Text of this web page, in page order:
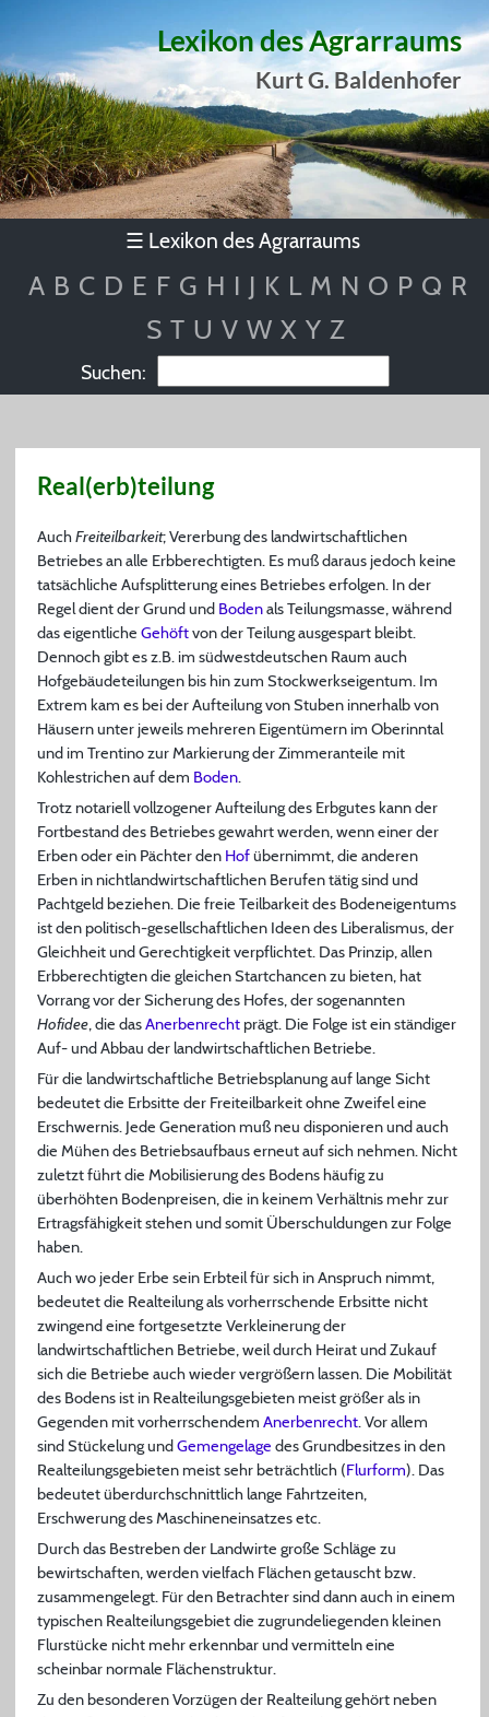
Lexikon des Agrarraums
Kurt G. Baldenhofer
☰ Lexikon des Agrarraums
A B C D E F G H I J K L M N O P Q R
S T U V W X Y Z
Suchen:
Real(erb)teilung
AuchFreiteilbarkeit; Vererbung des landwirtschaftlichen
Betriebes an alle Erbberechtigten. Es muß daraus jedoch keine
tatsächliche Aufsplitterung eines Betriebes erfolgen. In der
Regel dient der Grund und Bodenals Teilungsmasse, während
das eigentliche Gehöftvon der Teilung ausgespart bleibt.
Dennoch gibt es z.B. im südwestdeutschen Raum auch
Hofgebäudeteilungen bis hin zum Stockwerkseigentum. Im
Extrem kam es bei der Aufteilung von Stuben innerhalb von
Häusern unter jeweils mehreren Eigentümern im Oberinntal
und im Trentino zur Markierung der Zimmeranteile mit
Kohlestrichen auf dem Boden.
Trotz notariell vollzogener Aufteilung des Erbgutes kann der
Fortbestand des Betriebes gewahrt werden, wenn einer der
Erben oder ein Pächter den Hofübernimmt, die anderen
Erben in nichtlandwirtschaftlichen Berufen tätig sind und
Pachtgeld beziehen. Die freie Teilbarkeit des Bodeneigentums
ist den politisch-gesellschaftlichen Ideen des Liberalismus, der
Gleichheit und Gerechtigkeit verpflichtet. Das Prinzip, allen
Erbberechtigten die gleichen Startchancen zu bieten, hat
Vorrang vor der Sicherung des Hofes, der sogenannten
Hofidee, die dasAnerbenrechtprägt. Die Folge ist ein ständiger
Auf- und Abbau der landwirtschaftlichen Betriebe.
Für die landwirtschaftliche Betriebsplanung auf lange Sicht
bedeutet die Erbsitte der Freiteilbarkeit ohne Zweifel eine
Erschwernis. Jede Generation muß neu disponieren und auch
die Mühen des Betriebsaufbaus erneut auf sich nehmen. Nicht
zuletzt führt die Mobilisierung des Bodens häufig zu
überhöhten Bodenpreisen, die in keinem Verhältnis mehr zur
Ertragsfähigkeit stehen und somit Überschuldungen zur Folge
haben.
Auch wo jeder Erbe sein Erbteil für sich in Anspruch nimmt,
bedeutet die Realteilung als vorherrschende Erbsitte nicht
zwingend eine fortgesetzte Verkleinerung der
landwirtschaftlichen Betriebe, weil durch Heirat und Zukauf
sich die Betriebe auch wieder vergrößern lassen. Die Mobilität
des Bodens ist in Realteilungsgebieten meist größer als in
Gegenden mit vorherrschendem Anerbenrecht. Vor allem
sind Stückelung undGemengelage des Grundbesitzes in den
Realteilungsgebieten meist sehr beträchtlich (Flurform). Das
bedeutet überdurchschnittlich lange Fahrtzeiten,
Erschwerung des Maschineneinsatzes etc.
Durch das Bestreben der Landwirte große Schläge zu
bewirtschaften, werden vielfach Flächen getauscht bzw.
zusammengelegt. Für den Betrachter sind dann auch in einem
typischen Realteilungsgebiet die zugrundeliegenden kleinen
Flurstücke nicht mehr erkennbar und vermitteln eine
scheinbar normale Flächenstruktur.
Zu den besonderen Vorzügen der Realteilung gehört neben